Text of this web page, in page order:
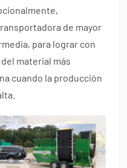
de mayor
para lograr con
material más
cuando la producción